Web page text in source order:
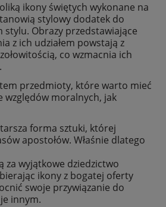
ikony świętych wykonane na
stylowy dodatek do
Obrazy przedstawiające
z ich udziałem powstają z
co wzmacnia ich
przedmioty, które warto mieć
względów moralnych, jak
forma sztuki, której
apostołów. Właśnie dlatego
za wyjątkowe dziedzictwo
ikony z bogatej oferty
swoje przywiązanie do
innym.